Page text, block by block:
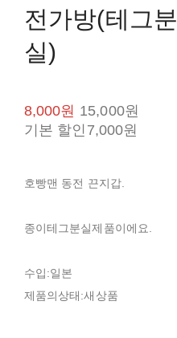
전가방(테그분
실)
8,000원 15,000원
기본 할인 7,000원
호빵맨 동전 끈지갑.
종이테그분실제품이에요.
수입:일본
제품의상태:새상품